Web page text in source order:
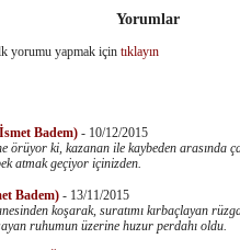
Yorumlar
yorumu yapmak için tıklayın
Badem) - 10/12/2015
örüyor ki, kazanan ile kaybeden arasında
atmak geçiyor içinizden.
Badem) - 13/11/2015
koşarak, suratımı kırbaçlayan
ruhumun üzerine huzur perdahı oldu.